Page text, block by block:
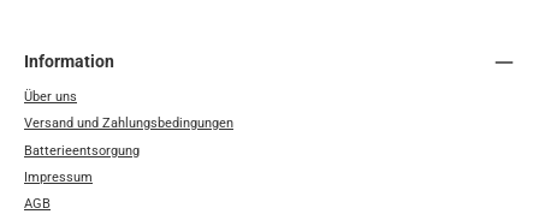
Information
Über uns
Versand und Zahlungsbedingungen
Batterieentsorgung
Impressum
AGB